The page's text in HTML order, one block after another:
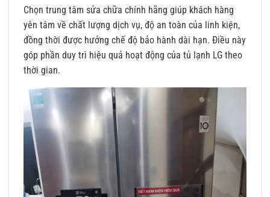
Chọn trung tâm sửa chữa chính hãng giúp khách hàng
yên tâm về chất lượng dịch vụ, độ an toàn của linh kiện,
đồng thời được hưởng chế độ bảo hành dài hạn. Điều này
góp phần duy trì hiệu quả hoạt động của tủ lạnh LG theo
thời gian.